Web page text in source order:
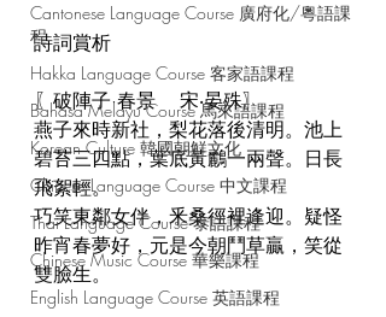
Cantonese Language Course 廣府化/粵語課
程
Hakka Language Course 客家語課程
Bahasa Melayu Course 馬來語課程
Korean Culture 韓國朝鮮文化
Chinese Language Course 中文課程
Thai Language Course 泰語課程
Chinese Music Course 華樂課程
English Language Course 英語課程
詩詞賞析
〖破陣子·春景    宋‧晏殊〗
燕子來時新社，梨花落後清明。池上
碧苔三四點，葉底黃鸝一兩聲。日長
飛絮輕。
巧笑東鄰女伴，釆桑徑裡逢迎。疑怪
昨宵春夢好，元是今朝鬥草贏，笑從
雙臉生。